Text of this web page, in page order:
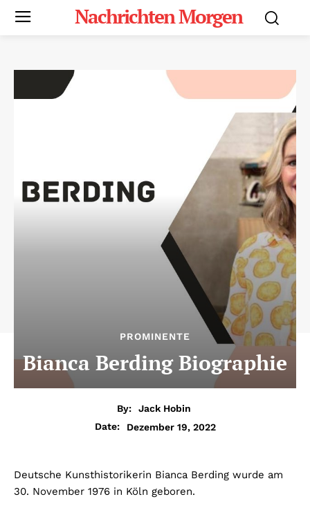
Nachrichten Morgen
PROMINENTE
Bianca Berding Biographie
By:
Jack Hobin
Date:
Dezember 19, 2022
Deutsche Kunsthistorikerin Bianca Berding wurde am
30. November 1976 in Köln geboren.